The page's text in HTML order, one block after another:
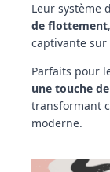
Leur système
de flottement
captivante sur
Parfaits pour
une touche
transformant
moderne.